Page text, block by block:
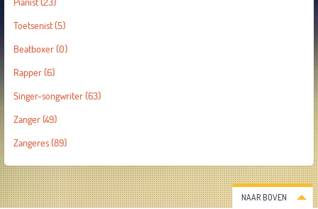
Toetsenist(5)
Beatboxer(0)
Rapper(6)
Singer-songwriter(63)
Zanger(49)
Zangeres(89)
NAAR BOVEN